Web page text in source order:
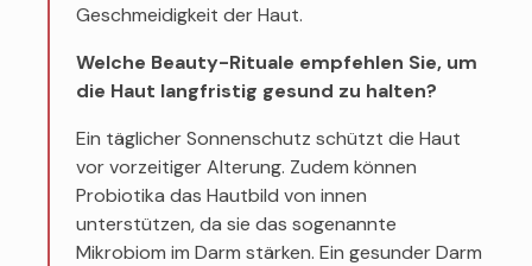
Geschmeidigkeit der Haut.
Welche Beauty-Rituale empfehlen Sie, um
die Haut langfristig gesund zu halten?
Ein täglicher Sonnenschutz schützt die Haut
vor vorzeitiger Alterung. Zudem können
Probiotika das Hautbild von innen
unterstützen, da sie das sogenannte
Mikrobiom im Darm stärken. Ein gesunder Darm